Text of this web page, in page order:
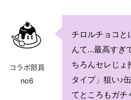
コラボ部員
no6
チロルチョコと
んて…最高すぎ
ちろんセレじょ
タイプ」狙い♪
てところもガチ